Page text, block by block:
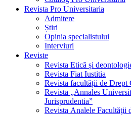
Revista Pro Universitaria
Admitere
Știri
Opinia specialistului
Interviuri
Reviste
Revista Etică și
Revista Fiat Iustitia
Revista facultății de Drept
Revista „Annales
Jurisprudentia”
Revista Analele Facultăţii